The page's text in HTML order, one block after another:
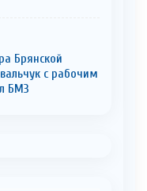
Брянской
с рабочим
БМЗ